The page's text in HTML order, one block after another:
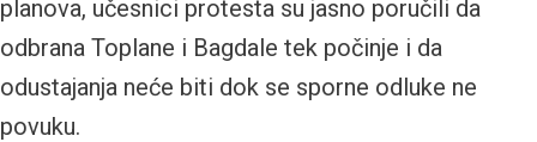
planova, učesnici protesta su jasno poručili da
odbrana Toplane i Bagdale tek počinje i da
odustajanja neće biti dok se sporne odluke ne
povuku.